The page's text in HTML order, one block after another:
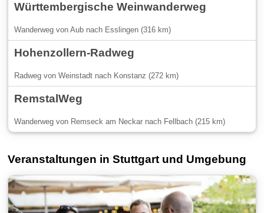
Württembergische Weinwanderweg
Wanderweg von Aub nach Esslingen (316 km)
Hohenzollern-Radweg
Radweg von Weinstadt nach Konstanz (272 km)
RemstalWeg
Wanderweg von Remseck am Neckar nach Fellbach (215 km)
Veranstaltungen in Stuttgart und Umgebung